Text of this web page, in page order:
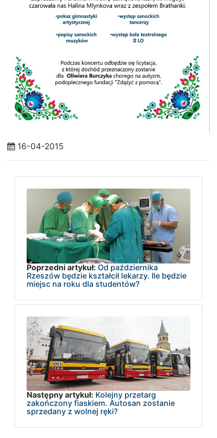
16-04-2015
Poprzedni artykuł: Od października
Rzeszów będzie kształcił lekarzy. Ile będzie
miejsc na roku dla studentów?
Następny artykuł: Kolejny przetarg
zakończony fiaskiem. Autosan zostanie
sprzedany z wolnej ręki?